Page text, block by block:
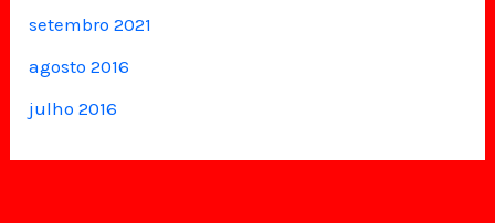
setembro 2021
agosto 2016
julho 2016